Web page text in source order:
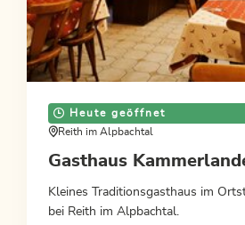
Heute geöffnet
Reith im Alpbachtal
Gasthaus
Kleines Traditionsgasthaus im
bei Reith im Alpbachtal.